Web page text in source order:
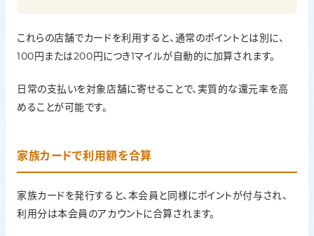
これらの店舗でカードを利用すると、通常のポイントとは別に、
100円または200円につき1マイルが自動的に加算されます。
日常の支払いを対象店舗に寄せることで、実質的な還元率を高
めることが可能です。
家族カードで利用額を合算
家族カードを発行すると、本会員と同様にポイントが付与され、
利用分は本会員のアカウントに合算されます。